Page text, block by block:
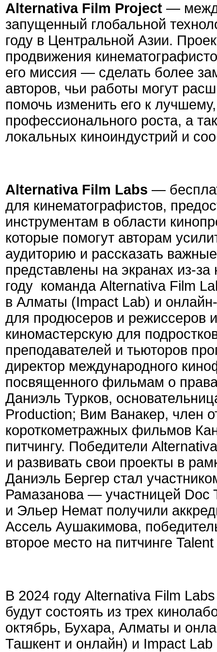
Alternativa Film Project —
запущенный глобальной
году в Центральной Азии.
продвижения
его миссия — сделать более
авторов, чьи работы могут
помочь изменить его к
профессионального роста, а
локальных киноиндустрий и
Alternativa Film Labs —
для кинематографистов,
инструментам в области
которые помогут авторам
аудиторию и рассказать
представлены на экранах из-
году команда Alternativa Film
в Алматы (Impact Lab) и
для продюсеров и режиссеров
киномастерскую для
преподавателей и тьюторов
директор международного
посвященного фильмам о
Даниэль Турков,
Production; Вим Ванакер, член
короткометражных фильмов
питчингу. Победители
и развивать свои проекты в
Даниэль Бергер стал
Рамазанова — участницей
и Эльер Немат получили
Ассель Аушакимова,
второе место на питчинге
В 2024 году Alternativa Film
будут состоять из трех
октябрь, Бухара, Алматы и
Ташкент и онлайн) и Impact